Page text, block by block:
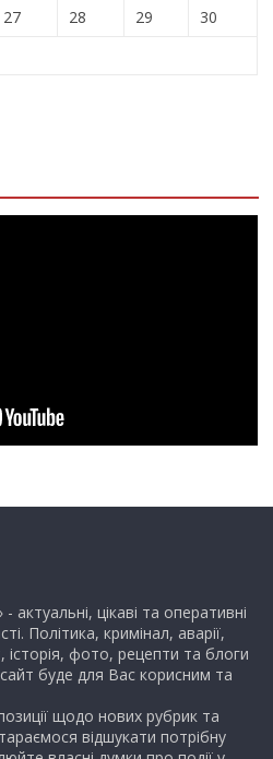
27 28 29
30
актуальні, цікаві та оперативні
Політика, кримінал, аварії,
історія, фото, рецепти та блоги
буде для Вас корисним та
щодо нових рубрик та
відшукати потрібну